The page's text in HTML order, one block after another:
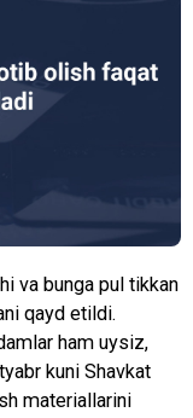
va bunga pul tikkan
qayd etildi.
ham uysiz,
kuni Shavkat
materiallarini